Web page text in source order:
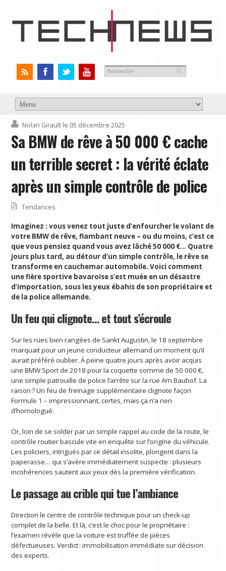
Nolan Girault le 05 décembre 2025
Sa BMW de rêve à 50 000 € cache
un terrible secret : la vérité éclate
après un simple contrôle de police
Tendances
Imaginez : vous venez tout juste d’enfourcher le volant de
votre BMW de rêve, flambant neuve – ou du moins, c’est ce
que vous pensiez quand vous avez lâché 50 000 €… Quatre
jours plus tard, au détour d’un simple contrôle, le rêve se
transforme en cauchemar automobile. Voici comment
une fière sportive bavaroise s’est muée en un désastre
d’importation, sous les yeux ébahis de son propriétaire et
de la police allemande.
Un feu qui clignote… et tout s’écroule
Sur les rues bien rangées de Sankt Augustin, le 18 septembre
marquait pour un jeune conducteur allemand un moment qu’il
aurait préféré oublier. À peine quatre jours après avoir acquis
une BMW Sport de 2018 pour la coquette somme de 50 000 €,
une simple patrouille de police l’arrête sur la rue Am Bauhof. La
raison ? Un feu de freinage supplémentaire clignote façon
Formule 1 – impressionnant, certes, mais ça n’a rien
d’homologué.
Or, loin de se solder par un simple rappel au code de la route, le
contrôle routier bascule vite en enquête sur l’origine du véhicule.
Les policiers, intrigués par ce détail insolite, plongent dans la
paperasse… qui s’avère immédiatement suspecte : plusieurs
incohérences sautent aux yeux dès la première vérification.
Le passage au crible qui tue l’ambiance
Direction le centre de contrôle technique pour un check-up
complet de la belle. Et là, c’est le choc pour le propriétaire :
l’examen révèle que la voiture est truffée de pièces
défectueuses. Verdict : immobilisation immédiate sur décision
des experts.